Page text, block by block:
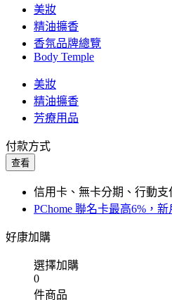
美妝
精油擴香
香氛品牌總覽
Body Temple
美妝
精油擴香
芳療用品
付款方式
查看
信用卡、無卡分期、行動
PChome 聯名卡最高6%，
好康加購
選擇加購
0
件商品